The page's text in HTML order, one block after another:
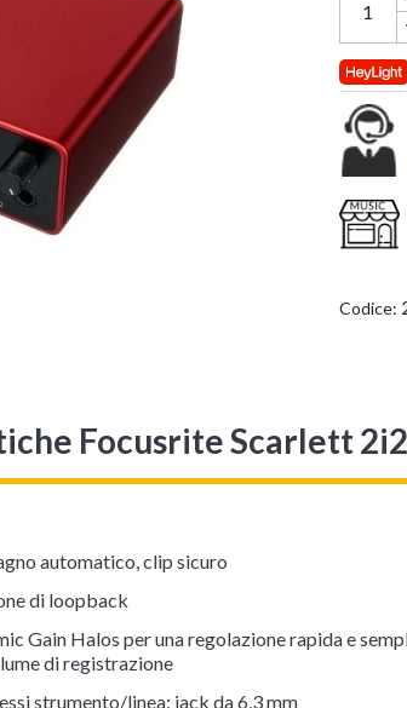
Codice:
Focusrite Scarlett
automatico, clip sicuro
di loopback
Gain Halos per una regolazione rapida e
di registrazione
strumento/linea: jack da 6,3 mm